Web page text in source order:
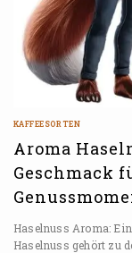
KAFFEESORTEN
Aroma
Geschmack
Haselnuss Aroma:
Haselnuss gehört zu